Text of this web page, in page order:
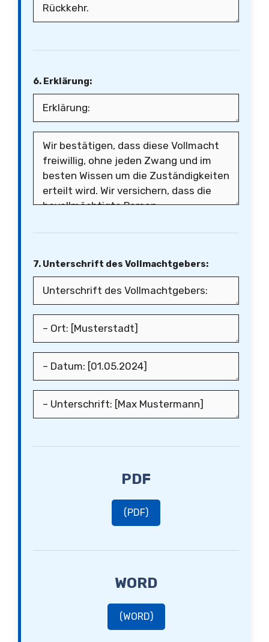
6. Erklärung:
7. Unterschrift des Vollmachtgebers:
PDF
(PDF)
WORD
(WORD)